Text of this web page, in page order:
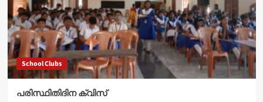
School Clubs
പരിസ്ഥിതിദിന ക്വിസ്